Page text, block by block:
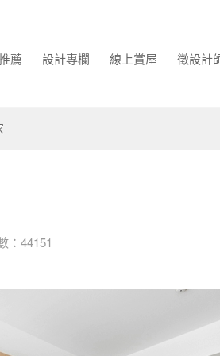
薦 設計專欄 線上賞屋 徵設計
：44151